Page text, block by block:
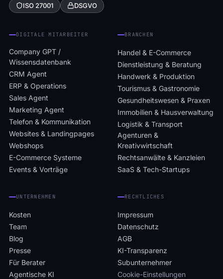
ISO 27001 DSGVO
DIGITALE MITARBEITER
Company GPT /
Wissensdatenbank
CRM Agent
ERP & Operations
Sales Agent
Marketing Agent
Telefon & Kommunikation
Websites & Landingpages
Webshops
E-Commerce Systeme
Events & Vorträge
BRANCHEN
Handel & E-Commerce
Dienstleistung & Beratung
Handwerk & Produktion
Tourismus & Gastronomie
Gesundheitswesen & Praxen
Immobilien & Hausverwaltung
Logistik & Transport
Agenturen &
Kreativwirtschaft
Rechtsanwälte & Kanzleien
SaaS & Tech-Startups
UNTERNEHMEN
Kosten
Team
Blog
Presse
Für Berater
Agentische KI
RECHTLICHES
Impressum
Datenschutz
AGB
KI-Transparenz
Subunternehmer
Cookie-Einstellungen